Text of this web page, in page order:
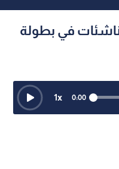
في بطولة
0:00
1x